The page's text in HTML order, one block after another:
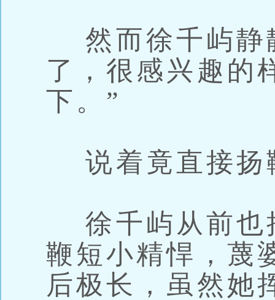
然而徐千屿静
了，很感兴趣的
下。”
说着竟直接扬
徐千屿从前也
鞭短小精悍，蔑
后极长，虽然她